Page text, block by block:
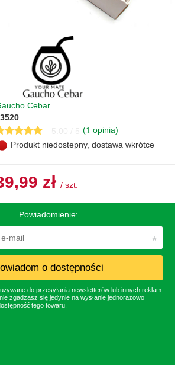
Cebar
(1 opinia)
Produkt niedostepny, dostawa wkrótce
zł / szt.
Powiadomienie:
o dostępności
do przesyłania newsletterów lub innych reklam.
zgadzasz się jedynie na wysłanie jednorazowo
tego towaru.